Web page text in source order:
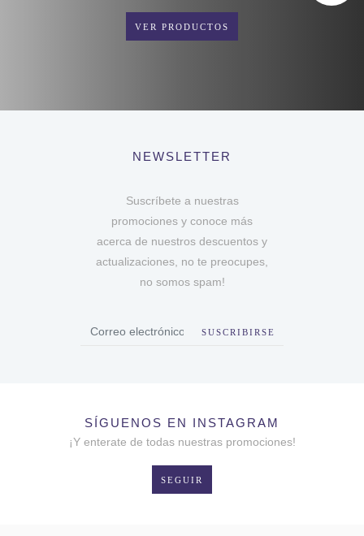
VER PRODUCTOS
NEWSLETTER
Suscríbete a nuestras
promociones y conoce más
acerca de nuestros descuentos y
actualizaciones, no te preocupes,
no somos spam!
SUSCRIBIRSE
SÍGUENOS EN INSTAGRAM
¡Y enterate de todas nuestras promociones!
SEGUIR